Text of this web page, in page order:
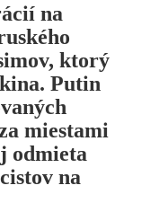
na
ktorý
Putin
miestami
odmieta
na